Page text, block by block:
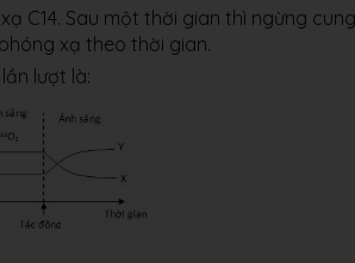
C14. Sau một thời gian thì ngừng
xạ theo thời gian.
lượt là: